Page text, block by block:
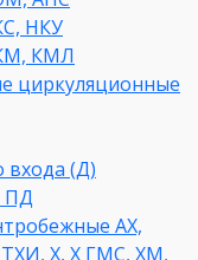
НКУ
КМЛ
циркуляционные
входа (Д)
ПД
АХ,
Х, Х ГМС, ХМ,